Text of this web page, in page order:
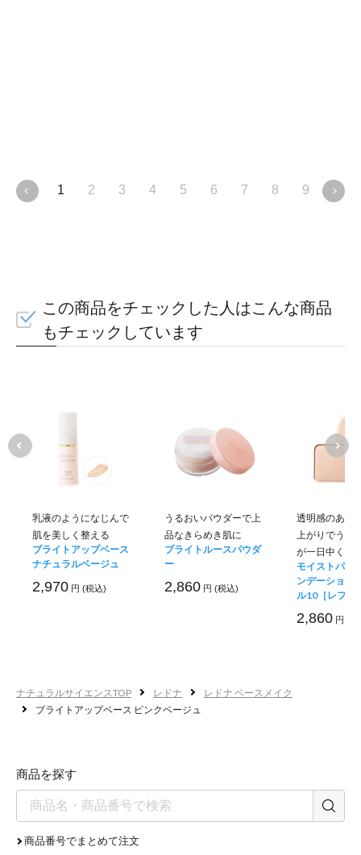
ムラサキシキブ
シミ
を消して
簡単 3 ステップをマ
５点にのせ指
1 2 3 4 5 6 7 8 9 10
この商品をチェックした人はこんな商品
もチェックしています
乳液のようになじんで
肌を美しく整える
ブライトアップベース
ナチュラルベージュ
2,970 円 (税込)
うるおいパウダーで上
品なきらめき肌に
ブライトルースパウダ
ー
2,860 円 (税込)
透明感のある
上がりでうる
が一日中くず
モイストパウ
ンデーション
ル10［レフィ
2,860 円 (税
ナチュラルサイエンスTOP レドナ
レドナ ベースメイク
ブライトアップベース ピンクベージュ
商品を探す
商品番号でまとめて注文